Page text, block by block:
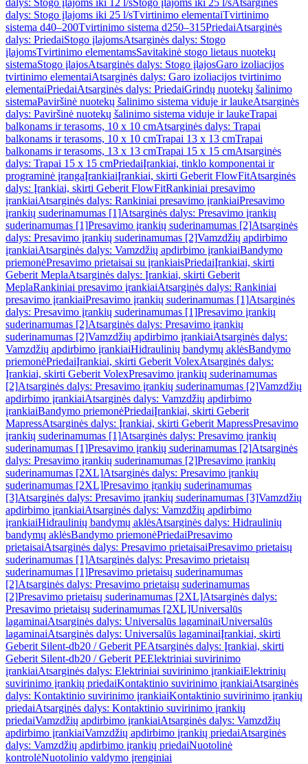
dalys: Stogo įlajoms iki 12 l/sStogo įlajoms iki 25 l/sAtsarginės
dalys: Stogo įlajoms iki 25 l/sTvirtinimo elementaiTvirtinimo
sistema d40–200Tvirtinimo sistema d250–315PriedaiAtsarginės
dalys: PriedaiStogo įlajomsAtsarginės dalys: Stogo
įlajomsTvirtinimo elementamsSavitakinė stogo lietaus nuotekų
sistemaStogo įlajosAtsarginės dalys: Stogo įlajosGaro izoliacijos
tvirtinimo elementaiAtsarginės dalys: Garo izoliacijos tvirtinimo
elementaiPriedaiAtsarginės dalys: PriedaiGrindų nuotekų šalinimo
sistemaPaviršinė nuotekų šalinimo sistema viduje ir laukeAtsarginės
dalys: Paviršinė nuotekų šalinimo sistema viduje ir laukeTrapai
balkonams ir terasoms, 10 x 10 cmAtsarginės dalys: Trapai
balkonams ir terasoms, 10 x 10 cmTrapai 13 x 13 cmTrapai
balkonams ir terasoms, 13 x 13 cmTrapai 15 x 15 cmAtsarginės
dalys: Trapai 15 x 15 cmPriedaiĮrankiai, tinklo komponentai ir
programinė įrangaĮrankiaiĮrankiai, skirti Geberit FlowFitAtsarginės
dalys: Įrankiai, skirti Geberit FlowFitRankiniai presavimo
įrankiaiAtsarginės dalys: Rankiniai presavimo įrankiaiPresavimo
įrankių suderinamumas [1]Atsarginės dalys: Presavimo įrankių
suderinamumas [1]Presavimo įrankių suderinamumas [2]Atsarginės
dalys: Presavimo įrankių suderinamumas [2]Vamzdžių apdirbimo
įrankiaiAtsarginės dalys: Vamzdžių apdirbimo įrankiaiBandymo
priemonėPresavimo prietaisai su įrankiaisPriedaiĮrankiai, skirti
Geberit MeplaAtsarginės dalys: Įrankiai, skirti Geberit
MeplaRankiniai presavimo įrankiaiAtsarginės dalys: Rankiniai
presavimo įrankiaiPresavimo įrankių suderinamumas [1]Atsarginės
dalys: Presavimo įrankių suderinamumas [1]Presavimo įrankių
suderinamumas [2]Atsarginės dalys: Presavimo įrankių
suderinamumas [2]Vamzdžių apdirbimo įrankiaiAtsarginės dalys:
Vamzdžių apdirbimo įrankiaiHidraulinių bandymų aklėsBandymo
priemonėPriedaiĮrankiai, skirti Geberit VolexAtsarginės dalys:
Įrankiai, skirti Geberit VolexPresavimo įrankių suderinamumas
[2]Atsarginės dalys: Presavimo įrankių suderinamumas [2]Vamzdžių
apdirbimo įrankiaiAtsarginės dalys: Vamzdžių apdirbimo
įrankiaiBandymo priemonėPriedaiĮrankiai, skirti Geberit
MapressAtsarginės dalys: Įrankiai, skirti Geberit MapressPresavimo
įrankių suderinamumas [1]Atsarginės dalys: Presavimo įrankių
suderinamumas [1]Presavimo įrankių suderinamumas [2]Atsarginės
dalys: Presavimo įrankių suderinamumas [2]Presavimo įrankių
suderinamumas [2XL]Atsarginės dalys: Presavimo įrankių
suderinamumas [2XL]Presavimo įrankių suderinamumas
[3]Atsarginės dalys: Presavimo įrankių suderinamumas [3]Vamzdžių
apdirbimo įrankiaiAtsarginės dalys: Vamzdžių apdirbimo
įrankiaiHidraulinių bandymų aklėsAtsarginės dalys: Hidraulinių
bandymų aklėsBandymo priemonėPriedaiPresavimo
prietaisaiAtsarginės dalys: Presavimo prietaisaiPresavimo prietaisų
suderinamumas [1]Atsarginės dalys: Presavimo prietaisų
suderinamumas [1]Presavimo prietaisų suderinamumas
[2]Atsarginės dalys: Presavimo prietaisų suderinamumas
[2]Presavimo prietaisų suderinamumas [2XL]Atsarginės dalys:
Presavimo prietaisų suderinamumas [2XL]Universalūs
lagaminaiAtsarginės dalys: Universalūs lagaminaiUniversalūs
lagaminaiAtsarginės dalys: Universalūs lagaminaiĮrankiai, skirti
Geberit Silent-db20 / Geberit PEAtsarginės dalys: Įrankiai, skirti
Geberit Silent-db20 / Geberit PEElektriniai suvirinimo
įrankiaiAtsarginės dalys: Elektriniai suvirinimo įrankiaiElektrinių
suvirinimo įrankių priedaiKontaktinio suvirinimo įrankiaiAtsarginės
dalys: Kontaktinio suvirinimo įrankiaiKontaktinio suvirinimo įrankių
priedaiAtsarginės dalys: Kontaktinio suvirinimo įrankių
priedaiVamzdžių apdirbimo įrankiaiAtsarginės dalys: Vamzdžių
apdirbimo įrankiaiVamzdžių apdirbimo įrankių priedaiAtsarginės
dalys: Vamzdžių apdirbimo įrankių priedaiNuotolinė
kontrolėNuotolinio valdymo įrenginiai